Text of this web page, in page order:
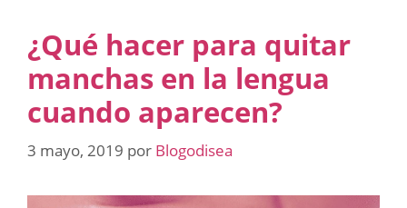
¿Qué hacer para quitar
manchas en la lengua
cuando aparecen?
3 mayo, 2019 por Blogodisea